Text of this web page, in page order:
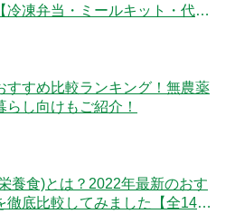
冷凍弁当・ミールキット・代替
すすめ比較ランキング！無農薬
らし向けもご紹介！
養食)とは？2022年最新のおす
徹底比較してみました【全14